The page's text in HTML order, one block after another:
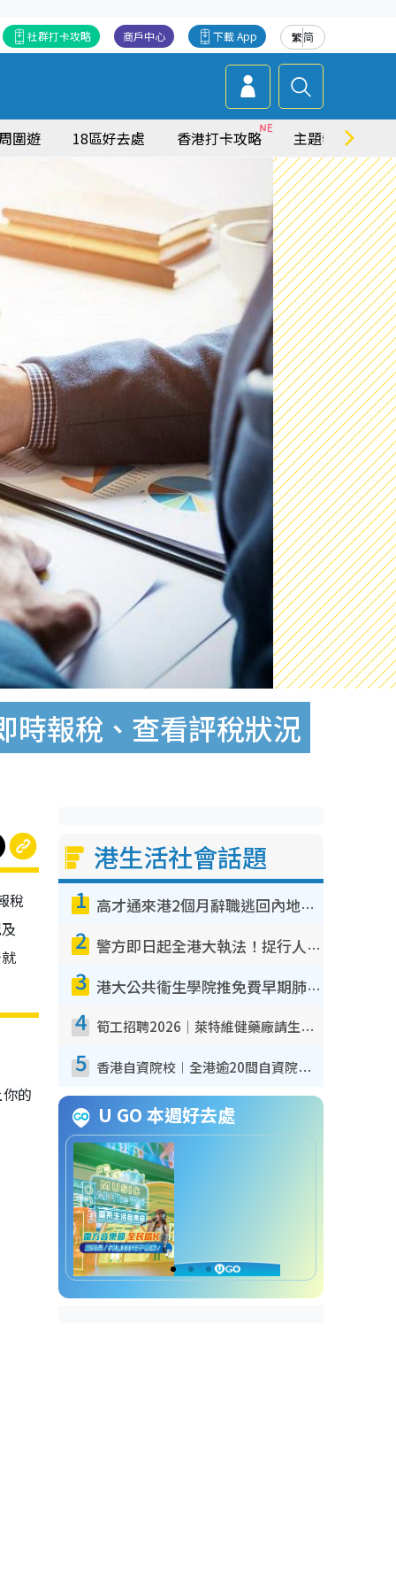
繁简
下載 App
商戶中心
社群打卡攻略
圍遊 18區好去處 香港打卡攻略 主題特集
時報稅、查看評稅狀況
稅
的
港生活社會話題
1 高才通來港2個月辭職逃回內地！控訴港企3宗罪 歎微管理極窒息
2 警方即日起全港大執法！捉行人亂過馬路+司機不專注駕駛！亂過馬路罰$2000
3 港大公共衞生學院推免費早期肺癌篩查！合資格人士將獲全額資助定期血液化驗／電腦斷層掃描／風險評估
4 筍工招聘2026｜萊特維健藥廠請生產操作員！月薪高達$1.7萬 冷氣廠房/五天工作/保證雙糧
5 香港自資院校︱全港逾20間自資院校課程報名攻略 留位費可退/申請日期/報名連結
U GO 本週好去處